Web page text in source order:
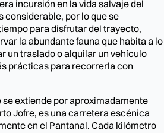
incursión en la vida salvaje del
considerable, por lo que se
para disfrutar del trayecto,
la abundante fauna que habita a lo
un traslado o alquilar un vehículo
prácticas para recorrerla con
se extiende por aproximadamente
Jofre, es una carretera escénica
en el Pantanal. Cada kilómetro